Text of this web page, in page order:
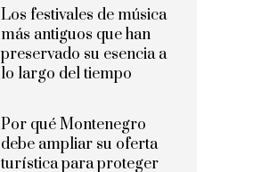
Los festivales de música
más antiguos que han
preservado su esencia a
lo largo del tiempo
Por qué Montenegro
debe ampliar su oferta
turística para proteger